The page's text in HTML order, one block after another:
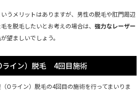
うメリットはありますが、男性の脱毛や肛門周辺
を脱毛したいとお考えの場合は、 強力なレーザー
が望ましいでしょう。
ライン）脱毛 4回目施術
Oライン）脱毛の4回目の施術を行ってまいりま